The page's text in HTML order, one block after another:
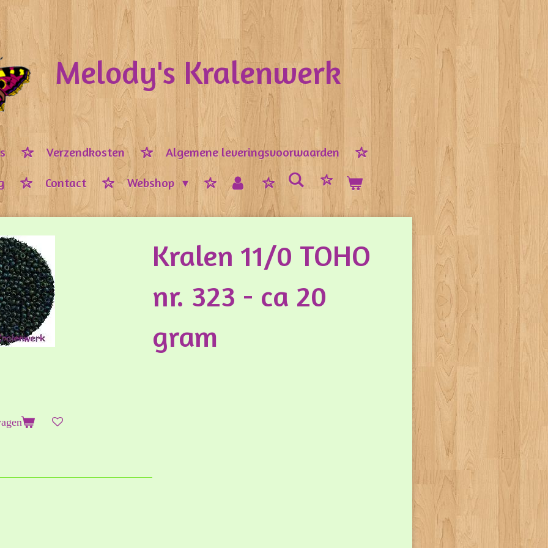
Melody's Kralenwerk
Verzendkosten
Algemene leveringsvoorwaarden
Contact Webshop
Kralen 11/0 TOHO
nr. 323 - ca 20
gram